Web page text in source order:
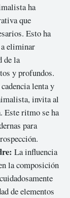
ha
que
Esto ha
a eliminar
de la
y profundos.
lenta y
invita al
Este ritmo se ha
para
La influencia
la composición
de elementos